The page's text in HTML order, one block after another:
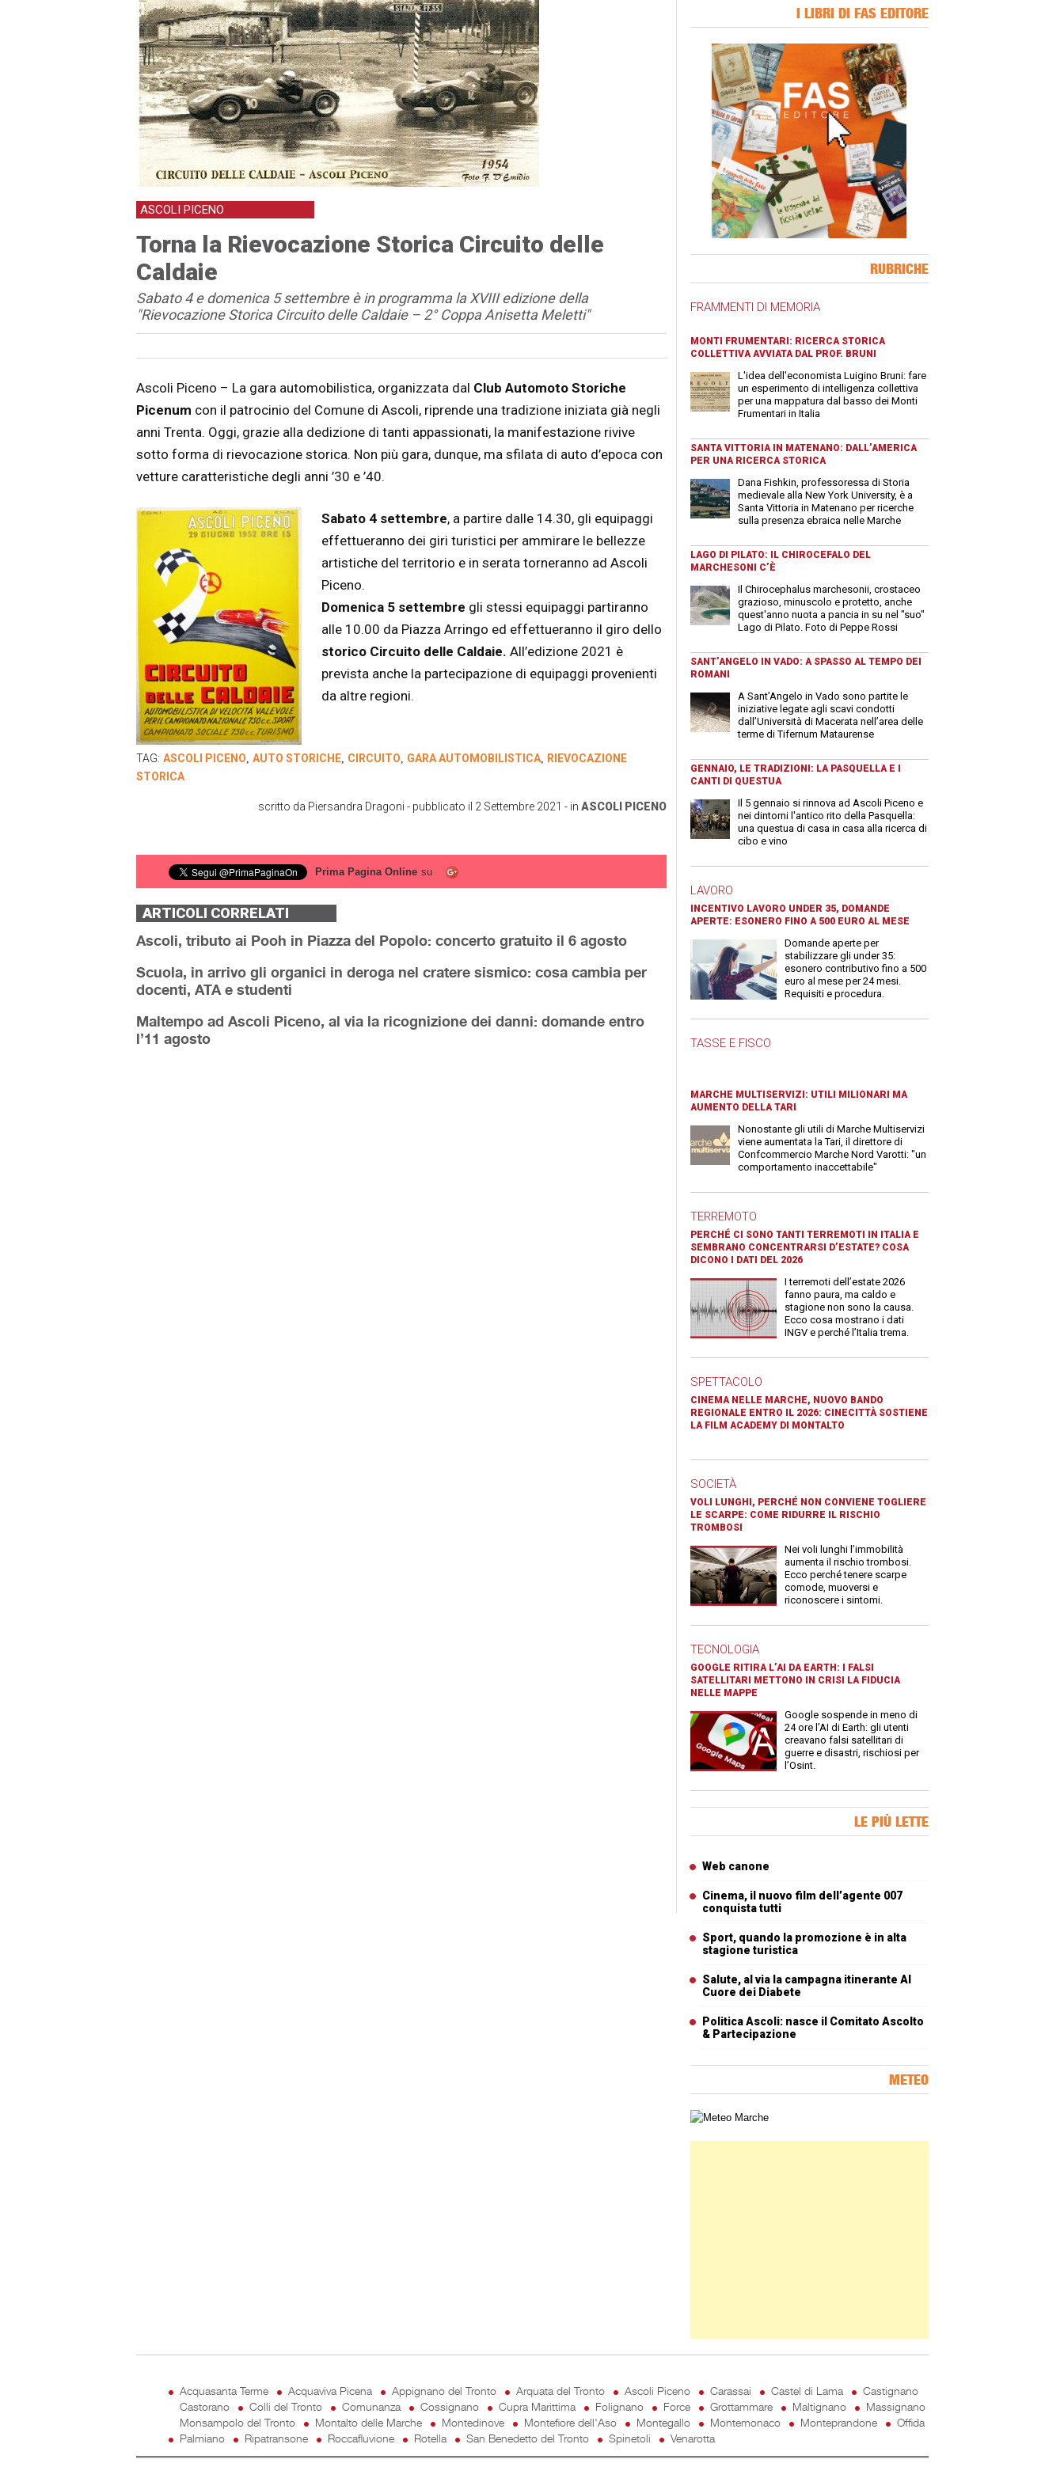
ASCOLI PICENO
Torna la Rievocazione Storica Circuito delle
Caldaie
Sabato 4 e domenica 5 settembre è in programma la XVIII edizione della
"Rievocazione Storica Circuito delle Caldaie – 2° Coppa Anisetta Meletti"
Articolo
Testo articolo principale
Ascoli Piceno – La gara automobilistica, organizzata dal Club Automoto Storiche
Picenum con il patrocinio del Comune di Ascoli, riprende una tradizione iniziata già negli
anni Trenta. Oggi, grazie alla dedizione di tanti appassionati, la manifestazione rivive
sotto forma di rievocazione storica. Non più gara, dunque, ma sfilata di auto d’epoca con
vetture caratteristiche degli anni ’30 e ’40.
Sabato 4 settembre, a partire dalle 14.30, gli equipaggi
effettueranno dei giri turistici per ammirare le bellezze
artistiche del territorio e in serata torneranno ad Ascoli
Piceno.
Domenica 5 settembre gli stessi equipaggi partiranno
alle 10.00 da Piazza Arringo ed effettueranno il giro dello
storico Circuito delle Caldaie. All’edizione 2021 è
prevista anche la partecipazione di equipaggi provenienti
da altre regioni.
TAG: ASCOLI PICENO AUTO STORICHE, CIRCUITO GARA AUTOMOBILISTICA,
RIEVOCAZIONE
STORICA
scritto da Piersandra Dragoni - pubblicato il 2 Settembre 2021 - in ASCOLI PICENO
Prima Pagina Online su
ARTICOLI CORRELATI
Ascoli, tributo ai Pooh in Piazza del Popolo: concerto gratuito il 6 agosto
Scuola, in arrivo gli organici in deroga nel cratere sismico: cosa cambia per
docenti, ATA e studenti
Maltempo ad Ascoli Piceno, al via la ricognizione dei danni: domande entro
l’11 agosto
I LIBRI DI FAS EDITORE
RUBRICHE
FRAMMENTI DI MEMORIA
MONTI FRUMENTARI: RICERCA STORICA
COLLETTIVA AVVIATA DAL PROF. BRUNI
L'idea dell'economista Luigino Bruni: fare
un esperimento di intelligenza collettiva
per una mappatura dal basso dei Monti
Frumentari in Italia
SANTA VITTORIA IN MATENANO: DALL’AMERICA
PER UNA RICERCA STORICA
Dana Fishkin, professoressa di Storia
medievale alla New York University, è a
Santa Vittoria in Matenano per ricerche
sulla presenza ebraica nelle Marche
LAGO DI PILATO: IL CHIROCEFALO DEL
MARCHESONI C’È
Il Chirocephalus marchesonii, crostaceo
grazioso, minuscolo e protetto, anche
quest'anno nuota a pancia in su nel "suo"
Lago di Pilato. Foto di Peppe Rossi
SANT’ANGELO IN VADO: A SPASSO AL TEMPO DEI
ROMANI
A Sant’Angelo in Vado sono partite le
iniziative legate agli scavi condotti
dall’Università di Macerata nell’area delle
terme di Tifernum Mataurense
GENNAIO, LE TRADIZIONI: LA PASQUELLA E I
CANTI DI QUESTUA
Il 5 gennaio si rinnova ad Ascoli Piceno e
nei dintorni l'antico rito della Pasquella:
una questua di casa in casa alla ricerca di
cibo e vino
LAVORO
INCENTIVO LAVORO UNDER 35, DOMANDE
APERTE: ESONERO FINO A 500 EURO AL MESE
Domande aperte per
stabilizzare gli under 35:
esonero contributivo fino a 500
euro al mese per 24 mesi.
Requisiti e procedura.
TASSE E FISCO
MARCHE MULTISERVIZI: UTILI MILIONARI MA
AUMENTO DELLA TARI
Nonostante gli utili di Marche Multiservizi
viene aumentata la Tari, il direttore di
Confcommercio Marche Nord Varotti: "un
comportamento inaccettabile"
TERREMOTO
PERCHÉ CI SONO TANTI TERREMOTI IN ITALIA E
SEMBRANO CONCENTRARSI D’ESTATE? COSA
DICONO I DATI DEL 2026
I terremoti dell’estate 2026
fanno paura, ma caldo e
stagione non sono la causa.
Ecco cosa mostrano i dati
INGV e perché l’Italia trema.
SPETTACOLO
CINEMA NELLE MARCHE, NUOVO BANDO
REGIONALE ENTRO IL 2026: CINECITTÀ SOSTIENE
LA FILM ACADEMY DI MONTALTO
SOCIETÀ
VOLI LUNGHI, PERCHÉ NON CONVIENE TOGLIERE
LE SCARPE: COME RIDURRE IL RISCHIO
TROMBOSI
Nei voli lunghi l’immobilità
aumenta il rischio trombosi.
Ecco perché tenere scarpe
comode, muoversi e
riconoscere i sintomi.
TECNOLOGIA
GOOGLE RITIRA L’AI DA EARTH: I FALSI
SATELLITARI METTONO IN CRISI LA FIDUCIA
NELLE MAPPE
Google sospende in meno di
24 ore l’AI di Earth: gli utenti
creavano falsi satellitari di
guerre e disastri, rischiosi per
l’Osint.
LE PIÙ LETTE
Web canone
Cinema, il nuovo film dell’agente 007
conquista tutti
Sport, quando la promozione è in alta
stagione turistica
Salute, al via la campagna itinerante Al
Cuore dei Diabete
Politica Ascoli: nasce il Comitato Ascolto
& Partecipazione
METEO
Carta meteorologica delle Marche
Acquasanta Terme Acquaviva Picena Appignano del Tronto Arquata del Tronto Ascoli Piceno Carassai Castel di Lama
Castignano
Castorano
Colli del Tronto Comunanza Cossignano Cupra Marittima Folignano Force Grottammare Maltignano
Massignano
Monsampolo del Tronto
Montalto delle Marche Montedinove Montefiore dell'Aso Montegallo Montemonaco Monteprandone
Offida
Palmiano
Ripatransone Roccafluvione Rotella San Benedetto del Tronto Spinetoli Venarotta